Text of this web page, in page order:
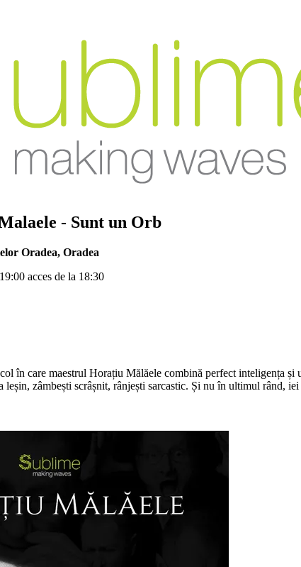
- Sunt un Orb
Oradea, Oradea
acces de la 18:30
în care maestrul Horațiu Mălăele combină perfect inteligența
leșin, zâmbești scrâșnit, rânjești sarcastic. Și nu în ultimul rând,